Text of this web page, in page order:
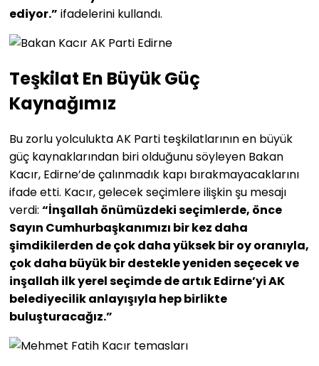
ediyor.” ifadelerini kullandı.
Teşkilat En Büyük Güç
Kaynağımız
Bu zorlu yolculukta AK Parti teşkilatlarının en büyük
güç kaynaklarından biri olduğunu söyleyen Bakan
Kacır, Edirne’de çalınmadık kapı bırakmayacaklarını
ifade etti. Kacır, gelecek seçimlere ilişkin şu mesajı
verdi: “İnşallah önümüzdeki seçimlerde, önce
Sayın Cumhurbaşkanımızı bir kez daha
şimdikilerden de çok daha yüksek bir oy oranıyla,
çok daha büyük bir destekle yeniden seçecek ve
inşallah ilk yerel seçimde de artık Edirne’yi AK
belediyecilik anlayışıyla hep birlikte
buluşturacağız.”